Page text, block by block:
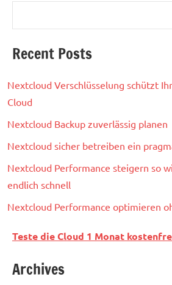
Recent Posts
Nextcloud Verschlüsselung schützt
Cloud
Nextcloud Backup zuverlässig planen
Nextcloud sicher betreiben ein
Nextcloud Performance steigern so
endlich schnell
Nextcloud Performance optimieren
Teste die Cloud 1 Monat
Archives